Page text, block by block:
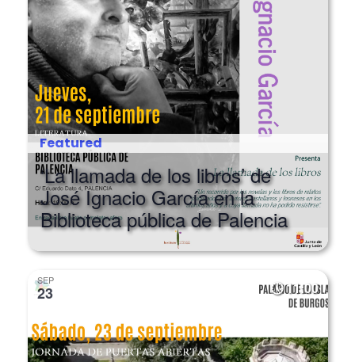
Featured
‘La llamada de los libros’ de
José Ignacio García en la
Biblioteca pública de Palencia
SEP